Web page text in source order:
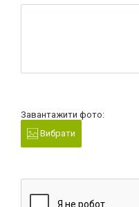
Завантажити фото:
Вибрати